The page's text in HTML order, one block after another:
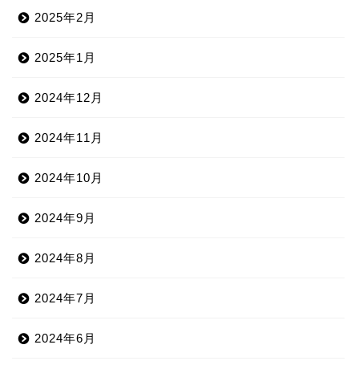
2025年2月
2025年1月
2024年12月
2024年11月
2024年10月
2024年9月
2024年8月
2024年7月
2024年6月